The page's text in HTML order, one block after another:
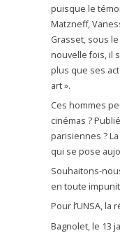
puisque le
Matzneff,
Grasset, sous
nouvelle fois, il
plus que ses
art ».
Ces hommes
cinémas ?
parisiennes ?
qui se pose
Souhaitons-
en toute
Pour l’UNSA,
Bagnolet, le 13